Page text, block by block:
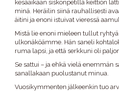
kesäaikaan siskonpetillä keittiön
minä. Heräilin siinä rauhallisesti
äitini ja enoni istuivat vieressä
Mistä lie enoni mieleen tullut
ulkonäköämme. Hän saneli
ruma lapsi, ja että serkkuni oli
Se sattui – ja ehkä vielä enemmän
sanallakaan puolustanut minua.
Vuosikymmenten jälkeenkin tuo